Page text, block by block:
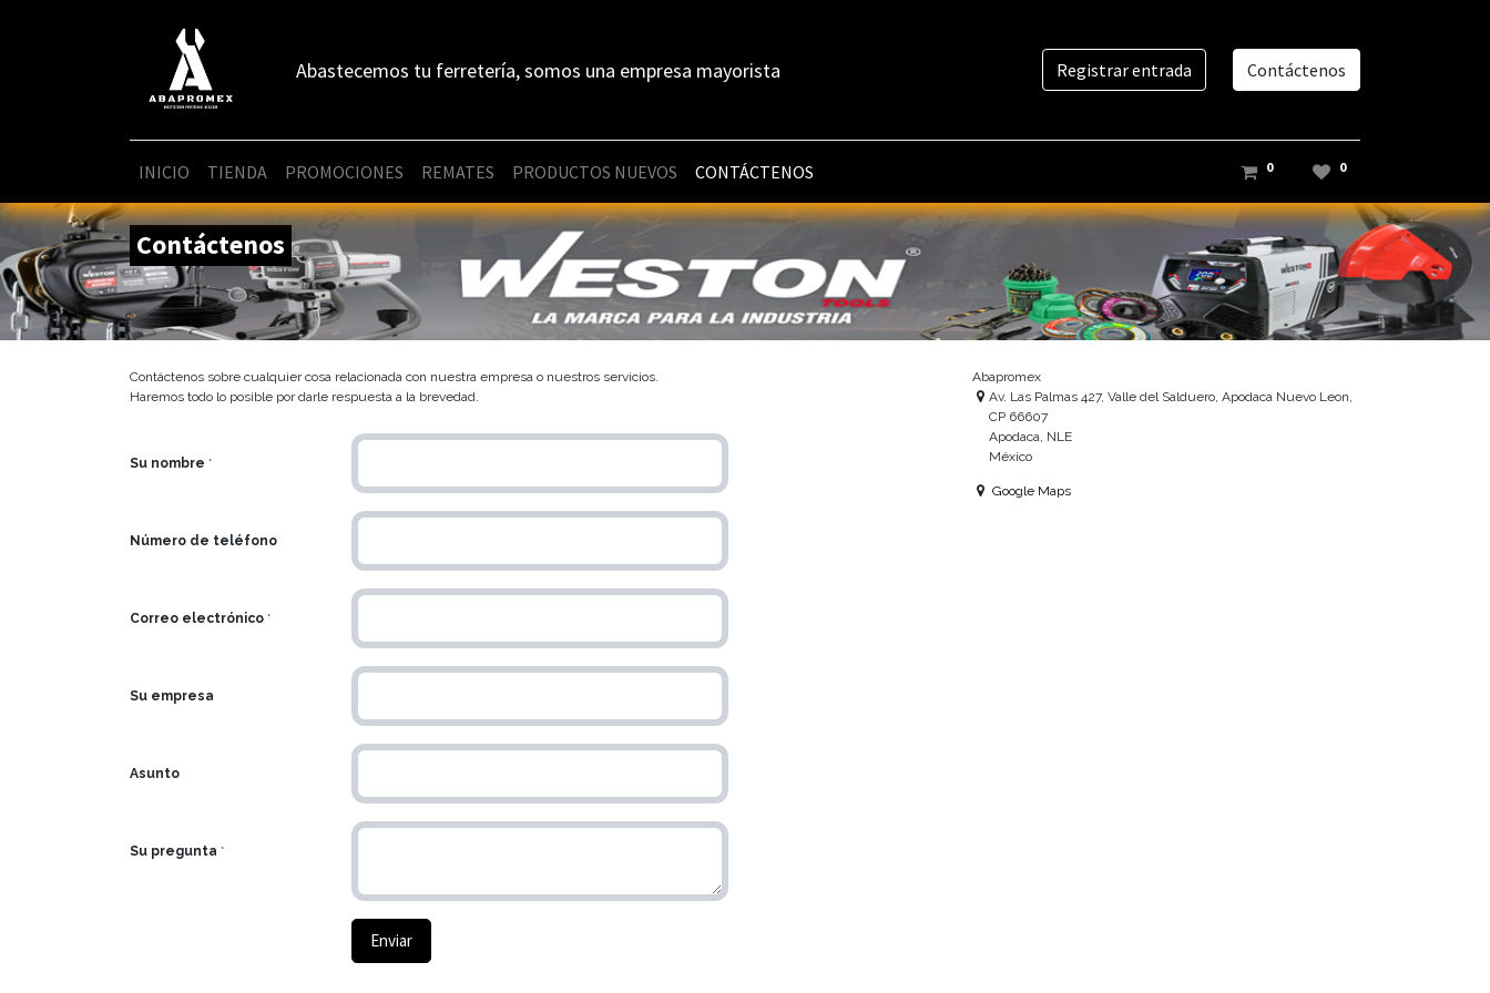
Abastecemos tu ferretería, somos una empresa mayorista Registrar entrada Contáctenos
INICIO TIENDA PROMOCIONES REMATES PRODUCTOS NUEVOS CONTÁCTENOS 0 0
Contáctenos
Contáctenos sobre cualquier cosa relacionada con nuestra empresa o nuestros servicios.
Haremos todo lo posible por darle respuesta a la brevedad.
Su nombre *
Número de teléfono
Correo electrónico *
Su empresa
Asunto
Su pregunta *
Enviar
Abapromex
Av. Las Palmas 427, Valle del Salduero, Apodaca Nuevo Leon,
CP 66607
Apodaca, NLE
México
Google Maps